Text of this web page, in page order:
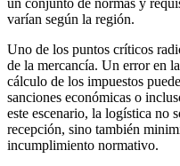
varían según la región.
Uno de los puntos críticos
de la mercancía. Un error en
cálculo de los impuestos
sanciones económicas o
este escenario, la logística no
recepción, sino también
incumplimiento normativo.